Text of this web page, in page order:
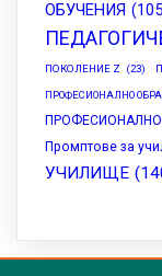
ОБУЧЕНИЯ
ПОКОЛЕНИЕ Z (23)
ПРОФЕСИОНАЛНО
Промптове за
УЧИЛИЩЕ